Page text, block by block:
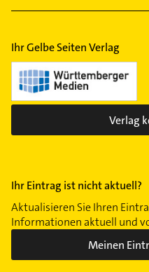
Ihr Gelbe Seiten Verlag
Verlag
Ihr Eintrag ist nicht aktuell?
Aktualisieren Sie Ihren
Informationen aktuell und
Meinen